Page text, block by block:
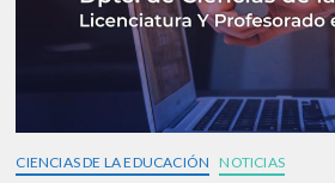
CIENCIAS DE LA EDUCACIÓN NOTICIAS